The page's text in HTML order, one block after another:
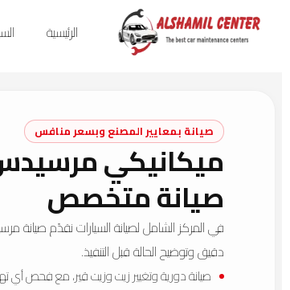
الرئيسية
صيانة بمعايير المصنع وبسعر منافس
ميكانيكي
صيانة متخصص
فيالمركز الشامل لصيانة السياراتنقدّم صيانة
دقيق وتوضيح الحالة قبل التنفيذ.
صيانة دورية وتغيير زيت وزيت قير، مع فحص أي